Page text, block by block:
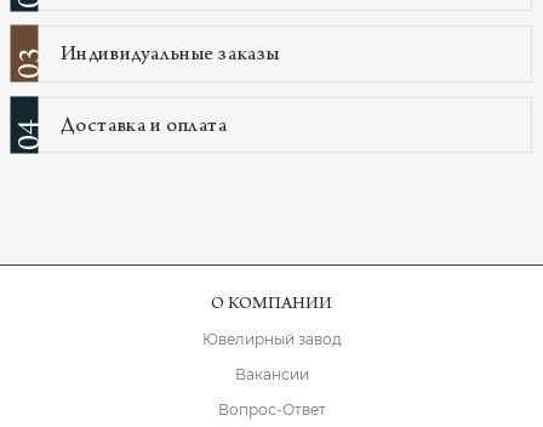
03 Индивидуальные заказы
04 Доставка и оплата
О КОМПАНИИ
Ювелирный завод
Вакансии
Вопрос-Ответ